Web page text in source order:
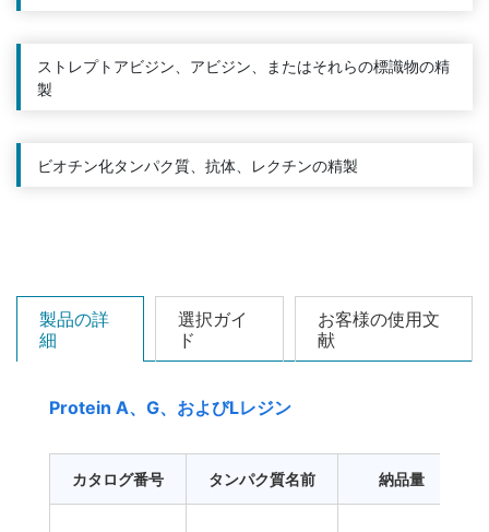
ストレプトアビジン、アビジン、またはそれらの標識物の精
製
ビオチン化タンパク質、抗体、レクチンの精製
製品の詳
細
選択ガイ
ド
お客様の使用文
献
Protein A、G、およびLレジン
カタログ番号 タンパク質名前 納品量